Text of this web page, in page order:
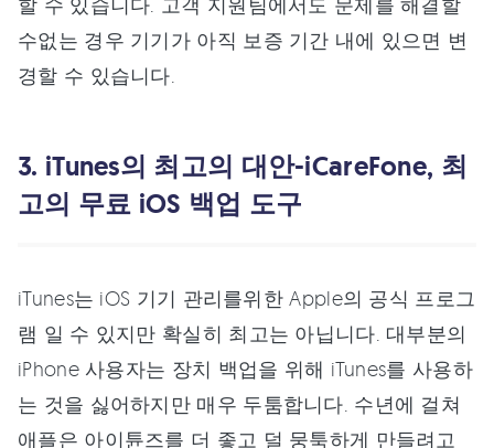
수없는 경우 기기가 아직 보증 기간 내에 있으면 변
경할 수 있습니다.
3. iTunes의 최고의 대안-iCareFone, 최
고의 무료 iOS 백업 도구
iTunes는 iOS 기기 관리를위한 Apple의 공식 프로그
램 일 수 있지만 확실히 최고는 아닙니다. 대부분의
iPhone 사용자는 장치 백업을 위해 iTunes를 사용하
는 것을 싫어하지만 매우 두툼합니다. 수년에 걸쳐
애플은 아이튠즈를 더 좋고 덜 뭉툭하게 만들려고